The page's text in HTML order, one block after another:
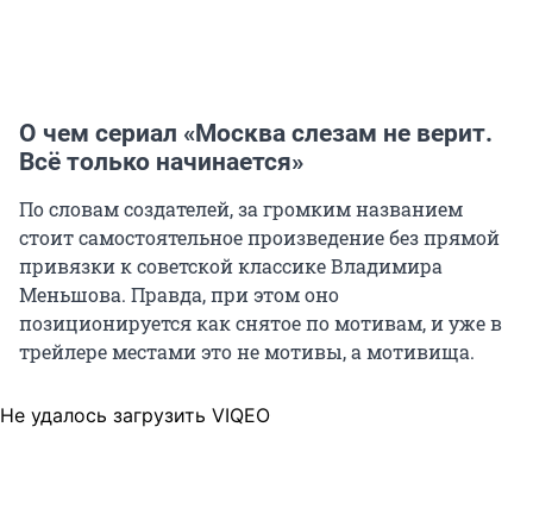
О чем сериал «Москва слезам не верит.
Всё только начинается»
По словам создателей, за громким названием
стоит самостоятельное произведение без прямой
привязки к советской классике Владимира
Меньшова. Правда, при этом оно
позиционируется как снятое по мотивам, и уже в
трейлере местами это не мотивы, а мотивища.
Не удалось загрузить VIQEO